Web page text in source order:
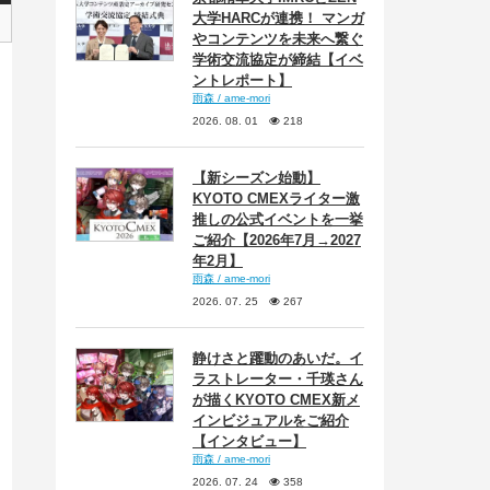
大学HARCが連携！ マンガ
やコンテンツを未来へ繋ぐ
学術交流協定が締結【イベ
ントレポート】
雨森 / ame-mori
2026. 08. 01
218
【新シーズン始動】
KYOTO CMEXライター激
推しの公式イベントを一挙
ご紹介【2026年7月→2027
年2月】
雨森 / ame-mori
2026. 07. 25
267
静けさと躍動のあいだ。イ
ラストレーター・千瑛さん
が描くKYOTO CMEX新メ
インビジュアルをご紹介
【インタビュー】
雨森 / ame-mori
2026. 07. 24
358